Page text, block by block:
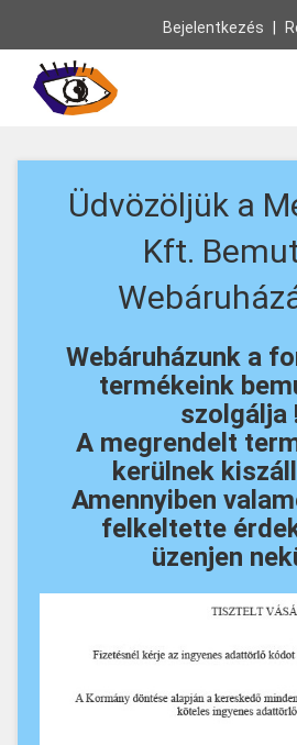
Bejelentkezés
Üdvözöljük a
Kft.
Webáruházunk a
termékeink
szolgálja
A megrendelt
kerülnek
Amennyiben
felkeltette
üzenjen